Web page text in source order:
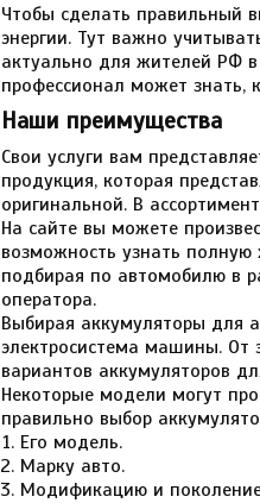
Чтобы сделать правильный
энергии. Тут важно
актуально для жителей РФ в
профессионал может знать,
Наши преимущества
Свои услуги вам
продукция, которая
оригинальной. В
На сайте вы можете
возможность узнать полную
подбирая по автомобилю в
оператора.
Выбирая аккумуляторы для
электросистема машины. От
вариантов аккумуляторов
Некоторые модели могут
правильно выбор
Его модель.
Марку авто.
Модификацию и